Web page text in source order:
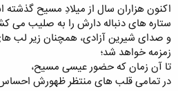
اکنون هزاران سال از میلادِ مسیح
ستاره های دنباله دارش را به صلیب می
و صدای شیرین آزادی، همچنان زیر لب
زمزمه خواهد شد؛
تا آن زمان که حضور عیسی مسیح،
در تمامی قلب های منتظر ظهورش